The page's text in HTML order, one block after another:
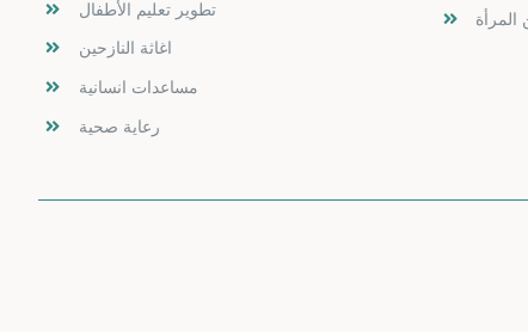
تطوير تعليم الأطفال
اغاثة النازحين
مساعدات انسانية
رعاية صحية
المرأة